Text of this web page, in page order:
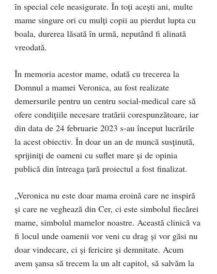
în special cele neasigurate. În toți acești ani, multe
mame singure ori cu mulți copii au pierdut lupta cu
boala, durerea lăsată în urmă, neputând fi alinată
vreodată.
În memoria acestor mame, odată cu trecerea la
Domnul a mamei Veronica, au fost realizate
demersurile pentru un centru social-medical care să
ofere condițiile necesare tratării corespunzătoare, iar
din data de 24 februarie 2023 s-au început lucrările
la acest obiectiv. În doar un an de muncă susținută,
sprijiniți de oameni cu suflet mare şi de opinia
publică din întreaga țară proiectul a fost finalizat.
„Veronica nu este doar mama eroină care ne inspiră
și care ne veghează din Cer, ci este simbolul fiecărei
mame, simbolul mamelor noastre. Această clinică va
fi locul unde oamenii vor veni cu drag și vor găsi nu
doar vindecare, ci și fericire și demnitate. Acum
avem șansa să trecem la un alt capitol, să salvăm la